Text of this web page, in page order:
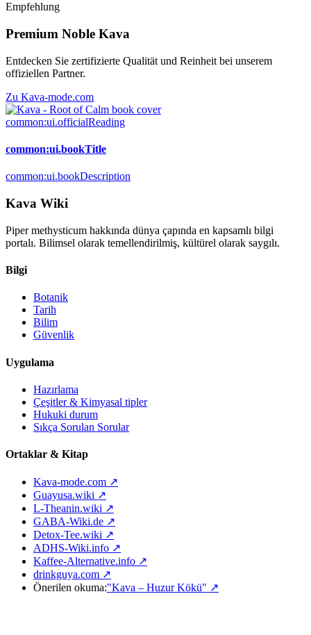
Empfehlung
Premium Noble Kava
Entdecken Sie zertifizierte Qualität und Reinheit bei unserem
offiziellen Partner.
Zu Kava-mode.com
common:ui.officialReading
common:ui.bookTitle
common:ui.bookDescription
Kava Wiki
Piper methysticum hakkında dünya çapında en kapsamlı bilgi
portalı. Bilimsel olarak temellendirilmiş, kültürel olarak saygılı.
Bilgi
Botanik
Tarih
Bilim
Güvenlik
Uygulama
Hazırlama
Çeşitler & Kimyasal tipler
Hukuki durum
Sıkça Sorulan Sorular
Ortaklar & Kitap
Kava-mode.com ↗
Guayusa.wiki ↗
L-Theanin.wiki ↗
GABA-Wiki.de ↗
Detox-Tee.wiki ↗
ADHS-Wiki.info ↗
Kaffee-Alternative.info ↗
drinkguya.com ↗
Önerilen okuma:"Kava – Huzur Kökü" ↗